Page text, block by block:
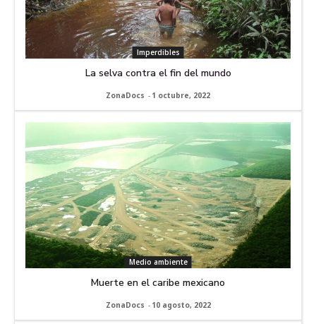
Imperdibles
La selva contra el fin del mundo
ZonaDocs - 1 octubre, 2022
Medio ambiente
Muerte en el caribe mexicano
ZonaDocs - 10 agosto, 2022